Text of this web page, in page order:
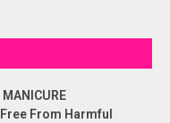
MANICURE
From Harmful